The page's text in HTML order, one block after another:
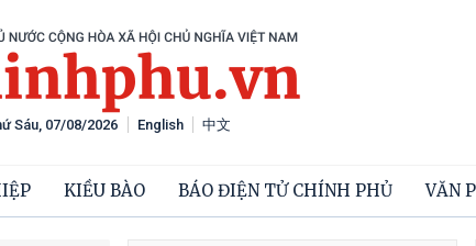
English 中文
KIỀU BÀO BÁO ĐIỆN TỬ CHÍNH PHỦ VĂN
Sáu, 07/08/2026